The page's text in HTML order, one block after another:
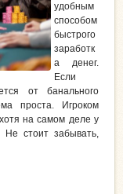
удобным
способом
быстрого
заработк
а денег.
Если
от банального
проста. Игроком
на самом деле у
Не стоит забывать,